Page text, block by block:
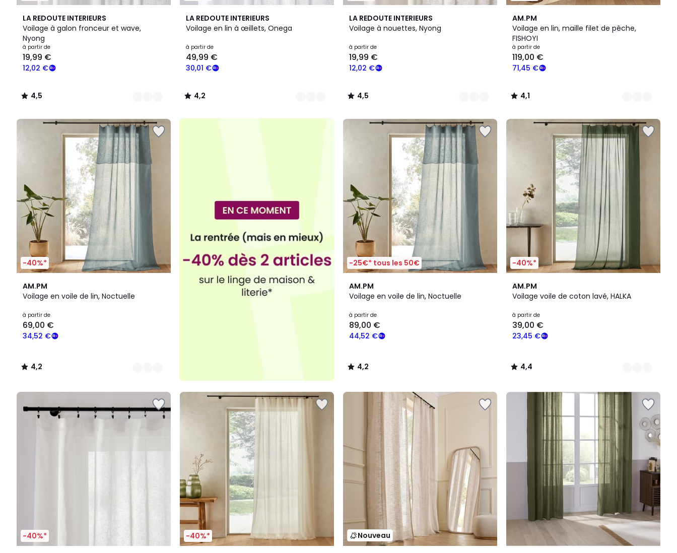
LA REDOUTE INTERIEURS
Voilage à galon fronceur et wave,
Nyong
Prix
à
partir
€
à
programme
place
12,02
€.
à partir de
12,02 €
19,99 €
4,5
/ 5
5
Couleurs
4,5
/
LA REDOUTE INTERIEURS
Voilage en lin à œillets, Onega
à partir de
30,01 €
49,99 €
4,2
/ 5
4
Couleurs
4,2
/
LA REDOUTE INTERIEURS
Voilage à nouettes, Nyong
à partir de
12,02 €
19,99 €
4,5
/ 5
2
Couleurs
4,5
/
AM.PM
Voilage en lin, maille filet de pêche,
FISHOYI
à partir de
71,45 €
119,00 €
4,1
/ 5
4
Couleurs
4,1
/
-40%*
AM.PM
Voilage en voile de lin, Noctuelle
à partir de
34,52 €
69,00 €
4,2
/ 5
3
Couleurs
4,2
/
-25€* tous les 50€
AM.PM
Voilage en voile de lin, Noctuelle
à partir de
44,52 €
89,00 €
4,2
/ 5
4,2
/
-40%*
AM.PM
Voilage voile de coton lavé, HALKA
à partir de
23,45 €
39,00 €
4,4
/ 5
3
Couleurs
4,4
/
-40%* -40%* Nouveau